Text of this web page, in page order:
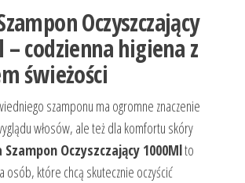
Oczyszczający
– codzienna higiena z
świeżości
szamponu ma ogromne znaczenie
włosów, ale też dla komfortu skóry
Szampon Oczyszczający 1000Mlto
osób, które chcą skutecznie oczyścić